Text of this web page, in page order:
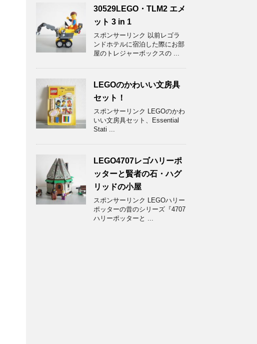
30529LEGO・TLM2 エメ
ット 3 in 1
スポンサーリンク 以前レゴラ
ンドホテルに宿泊した際にお部
屋のトレジャーボックスの ...
LEGOのかわいい文房具
セット！
スポンサーリンク LEGOのかわ
いい文房具セット、Essential
Stati ...
LEGO4707レゴハリーポ
ッターと賢者の石・ハグ
リッドの小屋
スポンサーリンク LEGOハリー
ポッターの昔のシリーズ『4707
ハリーポッターと ...